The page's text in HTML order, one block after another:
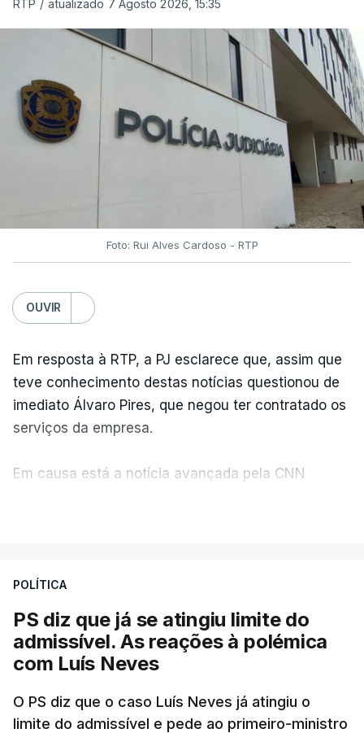
RTP / atualizado 7 Agosto 2026, 15:35
Foto: Rui Alves Cardoso - RTP
OUVIR
Em resposta à RTP, a PJ esclarece que, assim que
teve conhecimento destas notícias questionou de
imediato Álvaro Pires, que negou ter contratado os
serviços da empresa.
Em causa está a notícia avançada pela CNN
abertura de qualquer processo disciplinar, por não
ter qualquer elemento que indicie a realização
dessas obras.
POLÍTICA
PS diz que já se atingiu limite do
admissível. As reações à polémica
com Luís Neves
O PS diz que o caso Luís Neves já atingiu o
limite do admissível e pede ao primeiro-ministro